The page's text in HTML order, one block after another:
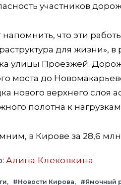
участников
напомнить, что эти
для жизни»,
улицы Проезжей.
моста до
нового верхнего слоя
полотна к
в Кирове за 28,6
Алина Клековкина
#Новости Кирова #Ямочный